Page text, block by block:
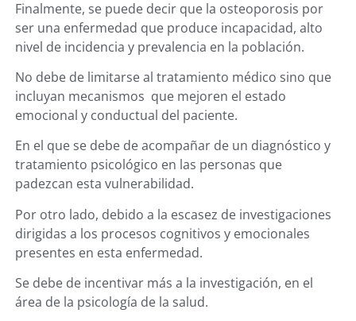
Finalmente, se puede decir que la osteoporosis por
ser una enfermedad que produce incapacidad, alto
nivel de incidencia y prevalencia en la población.
No debe de limitarse al tratamiento médico sino que
incluyan mecanismos que mejoren el estado
emocional y conductual del paciente.
En el que se debe de acompañar de un diagnóstico y
tratamiento psicológico en las personas que
padezcan esta vulnerabilidad.
Por otro lado, debido a la escasez de investigaciones
dirigidas a los procesos cognitivos y emocionales
presentes en esta enfermedad.
Se debe de incentivar más a la investigación, en el
área de la psicología de la salud.